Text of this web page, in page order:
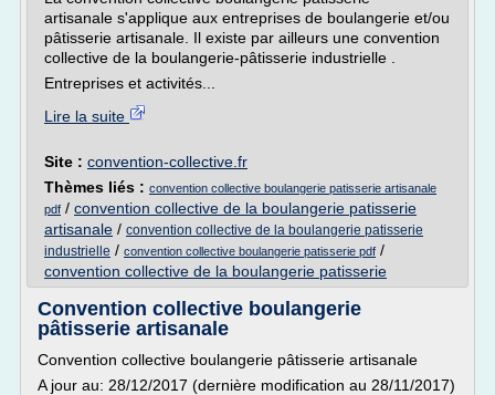
artisanale s'applique aux entreprises de boulangerie et/ou
pâtisserie artisanale. Il existe par ailleurs une convention
collective de la boulangerie-pâtisserie industrielle .
Entreprises et activités...
Lire la suite
Site : convention-collective.fr
Thèmes liés : convention collective boulangerie patisserie artisanale
pdf / convention collective de la boulangerie patisserie
artisanale / convention collective de la boulangerie patisserie
industrielle / convention collective boulangerie patisserie pdf /
convention collective de la boulangerie patisserie
Convention collective boulangerie
pâtisserie artisanale
Convention collective boulangerie pâtisserie artisanale
A jour au: 28/12/2017 (dernière modification au 28/11/2017)